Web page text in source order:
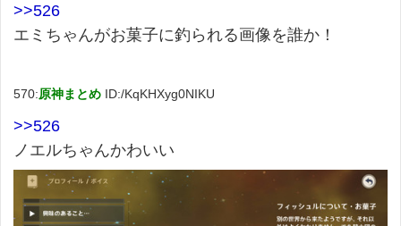
>>526
エミちゃんがお菓子に釣られる画像を誰か！
570:原神まとめ ID:/KqKHXyg0NIKU
>>526
ノエルちゃんかわいい